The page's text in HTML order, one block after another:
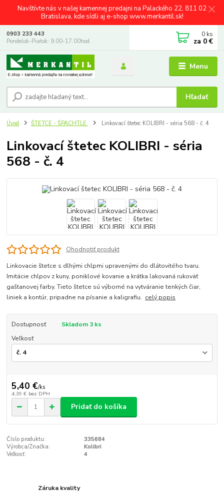
Navštívte nás v našej kamennej predajni na Palackého 22, 811 02
Bratislava, kde sídli aj e-shop www.merkantil.sk!
Menu
Hľadať
0903 233 443
Pondelok-Piatok: 9.00-17.00hod.
0 ks
za 0 €
Úvod ŠTETCE - ŠPACHTLE Linkovací štetec KOLIBRI - séria 568 - č. 4
Linkovací štetec KOLIBRI - séria
568 - č. 4
Ohodnotiť produkt
Linkovacie štetce s dlhými chlpmi upravenými do dlátovitého tvaru.
Imitácie chlpov z kuny, poniklové kovanie a krátka lakovaná rukoväť
gaštanovej farby. Tieto štetce sú výborné na vytváranie tenkých čiar,
liniek a kontúr, pripadne na písanie a kaligrafiu. celý popis
Dostupnosť
Skladom 3 ks
Veľkosť
5,40 €/ks
4,39 € bez DPH
Pridať do košíka
Číslo produktu:
335684
Výrobca/Značka:
Kolibri
Veľkosť:
4
Záruka kvality